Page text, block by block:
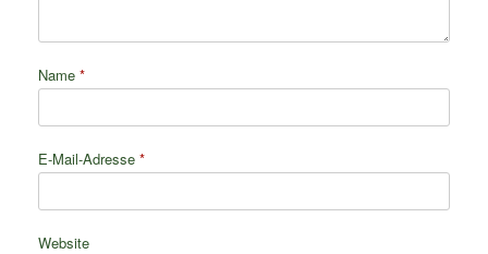
Name *
E-Mail-Adresse *
Website